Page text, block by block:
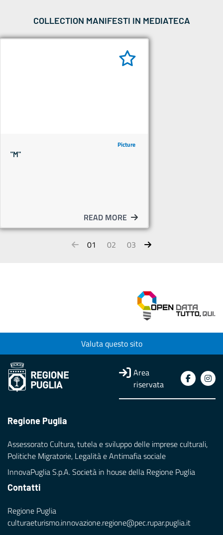
COLLECTION MANIFESTI IN MEDIATECA
Picture
"M"
READ MORE
01 02 03
Valuta questo sito
Area
riservata
Regione Puglia
Assessorato Cultura, tutela e sviluppo delle imprese culturali,
Politiche Migratorie, Legalità e Antimafia sociale
InnovaPuglia S.p.A. Società in house della Regione Puglia
Contatti
Regione Puglia
culturaeturismo.innovazione.regione@pec.rupar.puglia.it